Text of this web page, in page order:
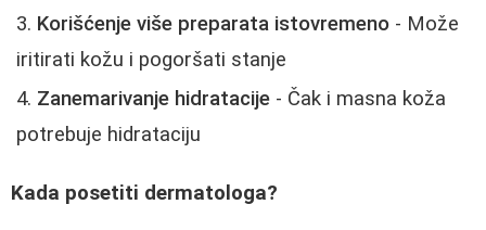
Korišćenje više preparata istovremeno - Može
iritirati kožu i pogoršati stanje
Zanemarivanje hidratacije - Čak i masna koža
potrebuje hidrataciju
Kada posetiti dermatologa?